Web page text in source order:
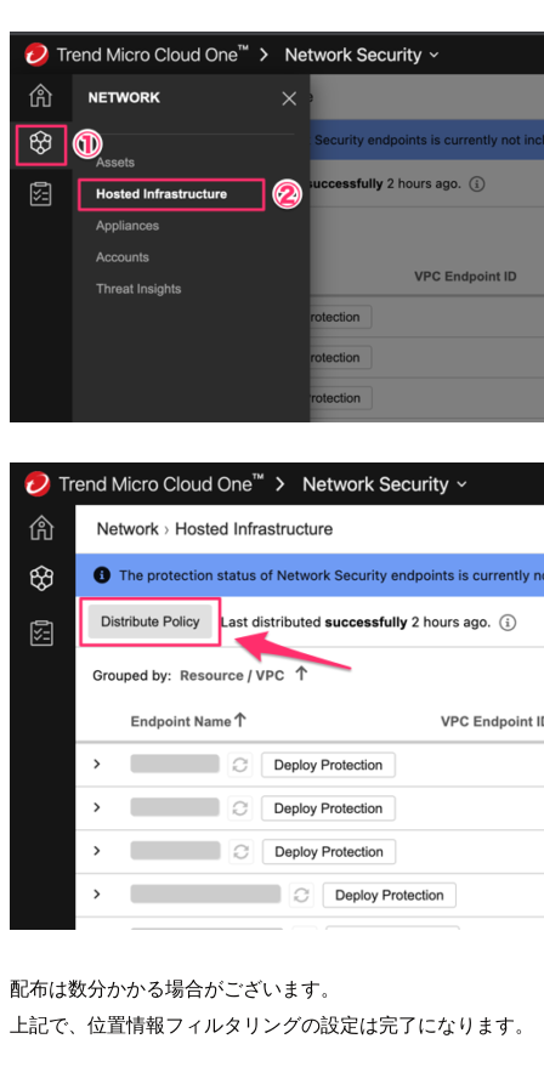
配布は数分かかる場合がございます。
上記で、位置情報フィルタリングの設定は完了になります。